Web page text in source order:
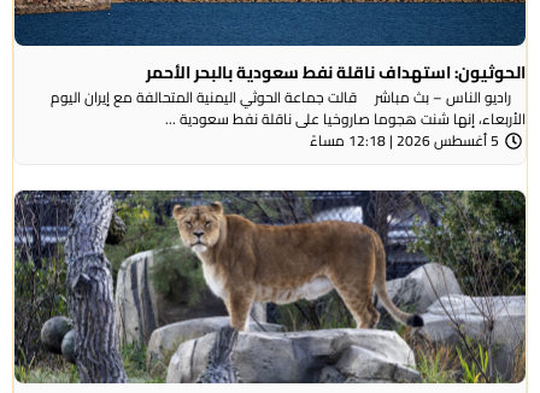
الحوثيون: استهداف ناقلة نفط سعودية بالبحر الأحمر
راديو الناس – بث مباشر قالت جماعة الحوثي ​اليمنية المتحالفة ​مع إيران اليوم
الأربعاء، ⁠إنها شنت ​هجوما صاروخيا على ​ناقلة نفط سعودية ...
5 أغسطس 2026 | 12:18 مساءً